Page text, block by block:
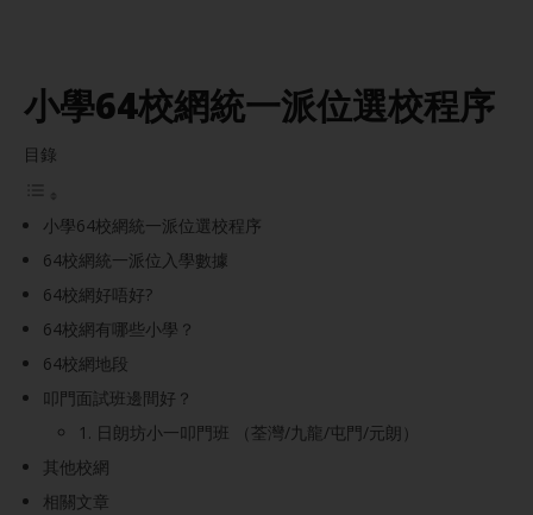
小學64校網統一派位選校程序
目錄
小學64校網統一派位選校程序
64校網統一派位入學數據
64校網好唔好?
64校網有哪些小學？
64校網地段
叩門面試班邊間好？
1. 日朗坊小一叩門班 （荃灣/九龍/屯門/元朗）
其他校網
相關文章